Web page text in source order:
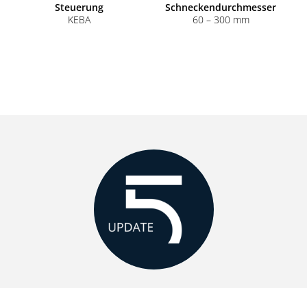
Steuerung
KEBA
Schneckendurchmesser
60 – 300 mm